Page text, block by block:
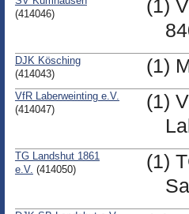
(414046)
(1)
DJK Kösching
(414043)
(1)
VfR Laberweinting e.V.
(414047)
(1)
TG Landshut 1861
e.V. (414050)
(1)